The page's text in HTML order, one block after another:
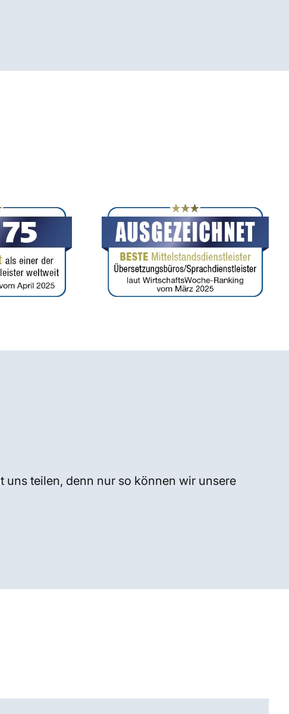
uns teilen, denn nur so können wir unsere